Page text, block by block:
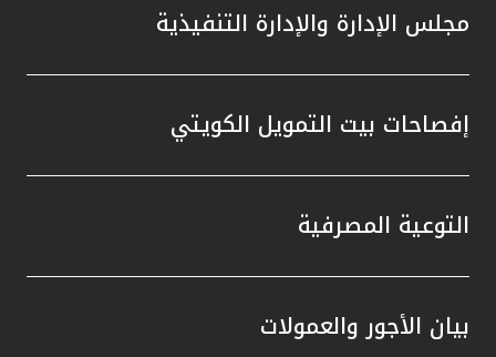
مجلس الإدارة والإدارة التنفيذية
إفصاحات بيت التمويل الكويتي
التوعية المصرفية
بيان الأجور والعمولات